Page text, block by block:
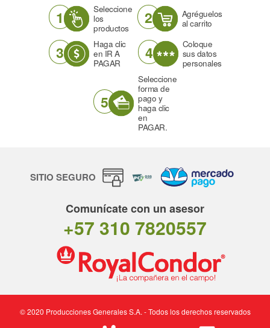
1
Seleccione
los
productos
2
Agréguelos
al carrito
3
Haga clic
en IR A
PAGAR
4
Coloque
sus datos
personales
5
Seleccione
forma de
pago y
haga clic
en
PAGAR.
SITIO SEGURO
Comunícate con un asesor
+57 310 7820557
© 2020 Producciones Generales S.A. - Todos los derechos reservados